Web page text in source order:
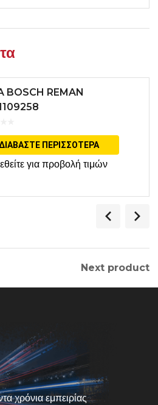
BOSCH REMAN
ΠΕΡΙΣΣΌΤΕΡΑ
για προβολή τιμών
Next product
χρόνια εμπειρίας